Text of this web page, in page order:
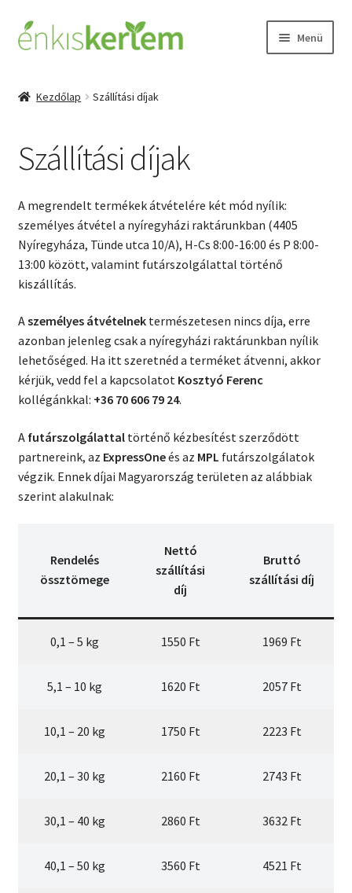
Ugrás
a
Kilépés
a
Menü
A talajmegújító gazdálkodás
Tudásbázis
Rólunk
Kapcsolat
Fiókom
Kosár
Kezdőlap Szállítási díjak
Szállítási díjak
A megrendelt termékek átvételére két mód nyílik:
személyes átvétel a nyíregyházi raktárunkban (4405
Nyíregyháza, Tünde utca 10/A), H-Cs 8:00-16:00 és P 8:00-
13:00 között, valamint futárszolgálattal történő
kiszállítás.
Aszemélyes átvételnektermészetesen nincs díja, erre
azonban jelenleg csak a nyíregyházi raktárunkban nyílik
lehetőséged. Ha itt szeretnéd a terméket átvenni, akkor
kérjük, vedd fel a kapcsolatot Kosztyó Ferenc
kollégánkkal: +36 70 606 79 24.
Afutárszolgálattaltörténő kézbesítést szerződött
partnereink, az ExpressOneés az MPL futárszolgálatok
végzik. Ennek díjai Magyarország területen az alábbiak
szerint alakulnak:
Rendelés
össztömege
Nettó
szállítási
díj
Bruttó
szállítási díj
0,1 – 5 kg 1550 Ft 1969 Ft
5,1 – 10 kg 1620 Ft 2057 Ft
10,1 – 20 kg 1750 Ft 2223 Ft
20,1 – 30 kg 2160 Ft 2743 Ft
30,1 – 40 kg 2860 Ft 3632 Ft
40,1 – 50 kg 3560 Ft 4521 Ft